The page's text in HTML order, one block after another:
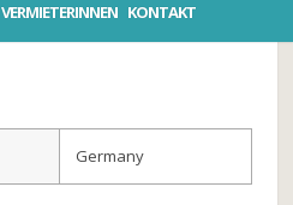
VERMIETERINNEN KONTAKT
Accommodations
Germany